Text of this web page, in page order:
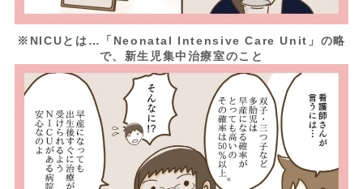
※NICUとは…「Neonatal Intensive Care Unit」の略
で、新生児集中治療室のこと